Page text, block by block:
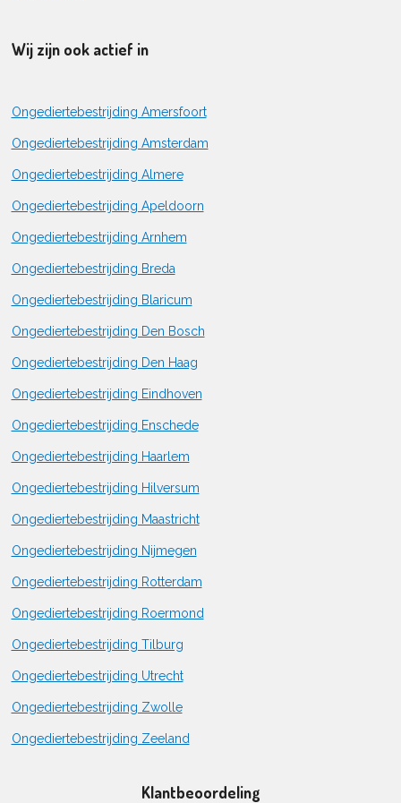
Wij zijn ook actief in
Ongediertebestrijding Amersfoort
Ongediertebestrijding Amsterdam
Ongediertebestrijding Almere
Ongediertebestrijding Apeldoorn
Ongediertebestrijding Arnhem
Ongediertebestrijding Breda
Ongediertebestrijding Blaricum
Ongediertebestrijding Den Bosch
Ongediertebestrijding Den Haag
Ongediertebestrijding Eindhoven
Ongediertebestrijding Enschede
Ongediertebestrijding Haarlem
Ongediertebestrijding Hilversum
Ongediertebestrijding Maastricht
Ongediertebestrijding Nijmegen
Ongediertebestrijding Rotterdam
Ongediertebestrijding Roermond
Ongediertebestrijding Tilburg
Ongediertebestrijding Utrecht
Ongediertebestrijding Zwolle
Ongediertebestrijding Zeeland
Klantbeoordeling